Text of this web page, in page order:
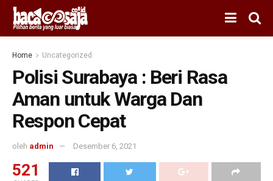
Home Uncategorized
Polisi Surabaya : Beri Rasa
Aman untuk Warga Dan
Respon Cepat
oleh admin Desember 6, 2021
521